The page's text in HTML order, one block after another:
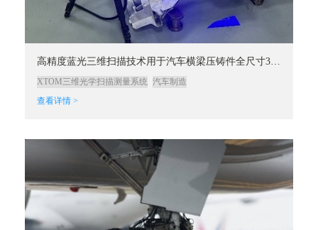
高精度蓝光三维扫描技术用于汽车横梁压铸件全尺寸3D检测
XTOM三维光学扫描测量系统 汽车制造
查看详情 >